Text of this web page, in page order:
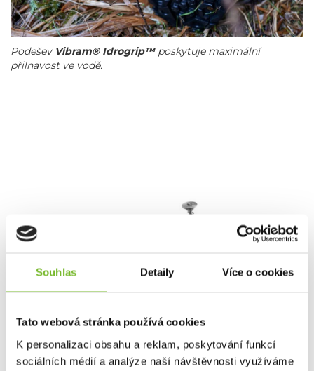
Souhlas Detaily Více o cookies
Tato webová stránka používá cookies
K personalizaci obsahu a reklam, poskytování funkcí
sociálních médií a analýze naší návštěvnosti využíváme
Podešev Vibram® Idrogrip™poskytuje maximální
přilnavost ve vodě.